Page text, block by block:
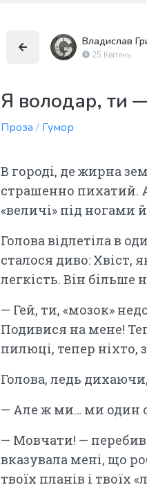
Владислав
25 Квітень
Я володар, ти
Проза / Гумор
В городі, де жирна
страшенно пихатий.
«величі» під ногами
Голова відлетіла в
сталося диво: Хвіст,
легкість. Він більше
— Гей, ти, «мозок»
Подивися на мене!
пилюці, тепер ніхто,
Голова, ледь
— Але ж ми… ми один
— Мовчати! — перебив
вказувала мені, що
твоїх планів і твоїх